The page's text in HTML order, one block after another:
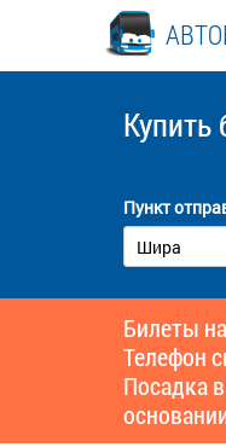
Купить
Пункт
Билеты
Телефон
Посадка